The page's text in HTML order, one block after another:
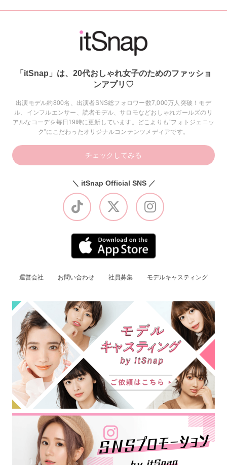
「itSnap」は、20代おしゃれ女子のためのファッショ
ンアプリ♡
出演モデル約800名、出演者SNS総フォロワー数7,000万人突破！モデ
ル、インフルエンサー、読者モデル、サロモなどおしゃれガールズのリ
アルなコーデを毎日19時に更新しています。どこよりも“フォトジェニッ
ク”にこだわったオリジナルコンテンツメディアです。
チェックしてみる
＼ itSnap Official SNS ／
運営会社 お問い合わせ 社員募集 モデルキャスティング